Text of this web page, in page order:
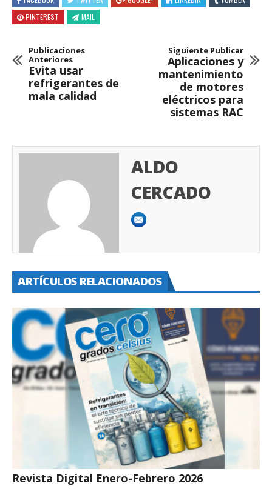
PINTEREST
MAIL
Publicaciones
Anteriores
Evita usar
refrigerantes de
mala calidad
Siguiente Publicar
Aplicaciones y
mantenimiento
de motores
eléctricos para
sistemas RAC
ALDO
CERCADO
ARTÍCULOS RELACIONADOS
Revista Digital Enero-Febrero 2026